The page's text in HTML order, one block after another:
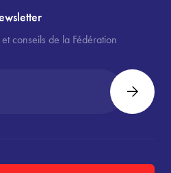
conseils de la Fédération